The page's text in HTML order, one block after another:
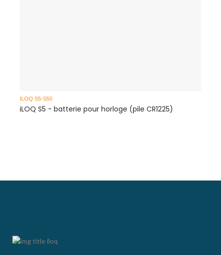
ILOQ S5-S50
iLOQ S5 - batterie pour horloge (pile CR1225)